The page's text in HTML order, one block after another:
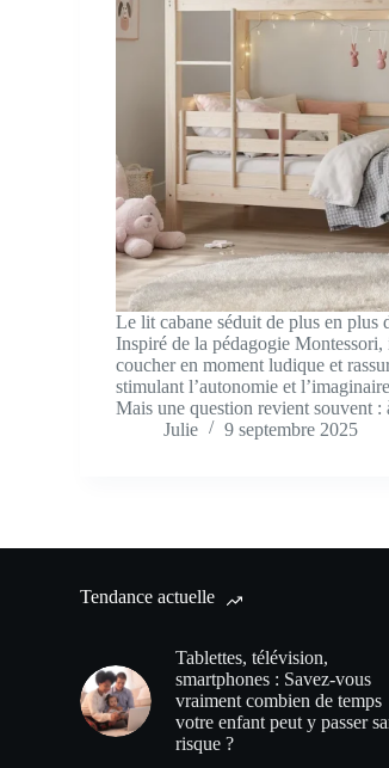
Le lit cabane séduit de plus en plus
Inspiré de la pédagogie
coucher en moment ludique et
stimulant l’autonomie et
Mais une question revient souvent
Julie
9 septembre 2025
Tendance actuelle
Tablettes, télévision,
smartphones : Savez-vous
vraiment combien de temps
votre enfant peut y passer
risque ?